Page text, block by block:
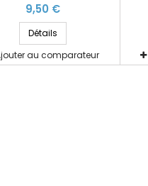
9,50 €
Détails
au comparateur